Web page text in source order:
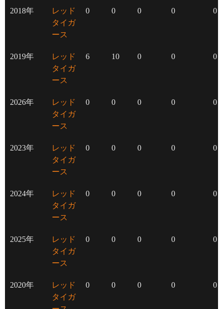
2018年
レッド
タイガ
ース
0 0 0 0 0
2019年
レッド
タイガ
ース
6 10 0 0 0
2026年
レッド
タイガ
ース
0 0 0 0 0
2023年
レッド
タイガ
ース
0 0 0 0 0
2024年
レッド
タイガ
ース
0 0 0 0 0
2025年
レッド
タイガ
ース
0 0 0 0 0
2020年
レッド
タイガ
0 0 0 0 0